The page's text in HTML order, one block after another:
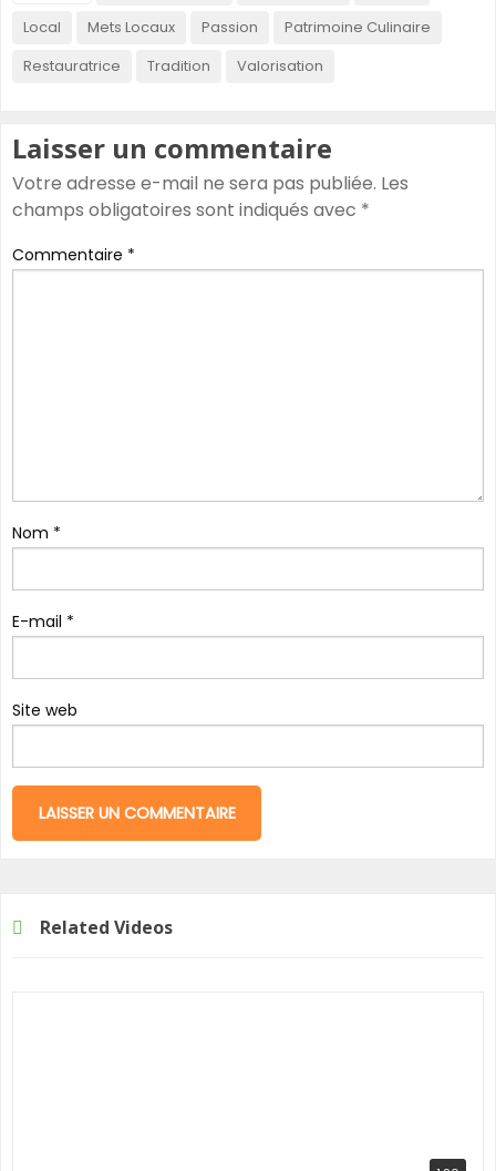
Local
Mets Locaux Passion
Patrimoine Culinaire
Restauratrice
Tradition Valorisation
Laisser un commentaire
Votre adresse e-mail ne sera pas publiée. Les
champs obligatoires sont indiqués avec *
Commentaire *
Nom *
E-mail *
Site web
Related Videos